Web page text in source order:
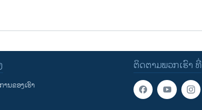
ຕິດຕາມພວກເຮົາ ທີ່
ານຂອງເຮົາ